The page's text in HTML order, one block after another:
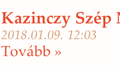
Kazinczy Szép
2018.01.09. 12:03
To­vább »